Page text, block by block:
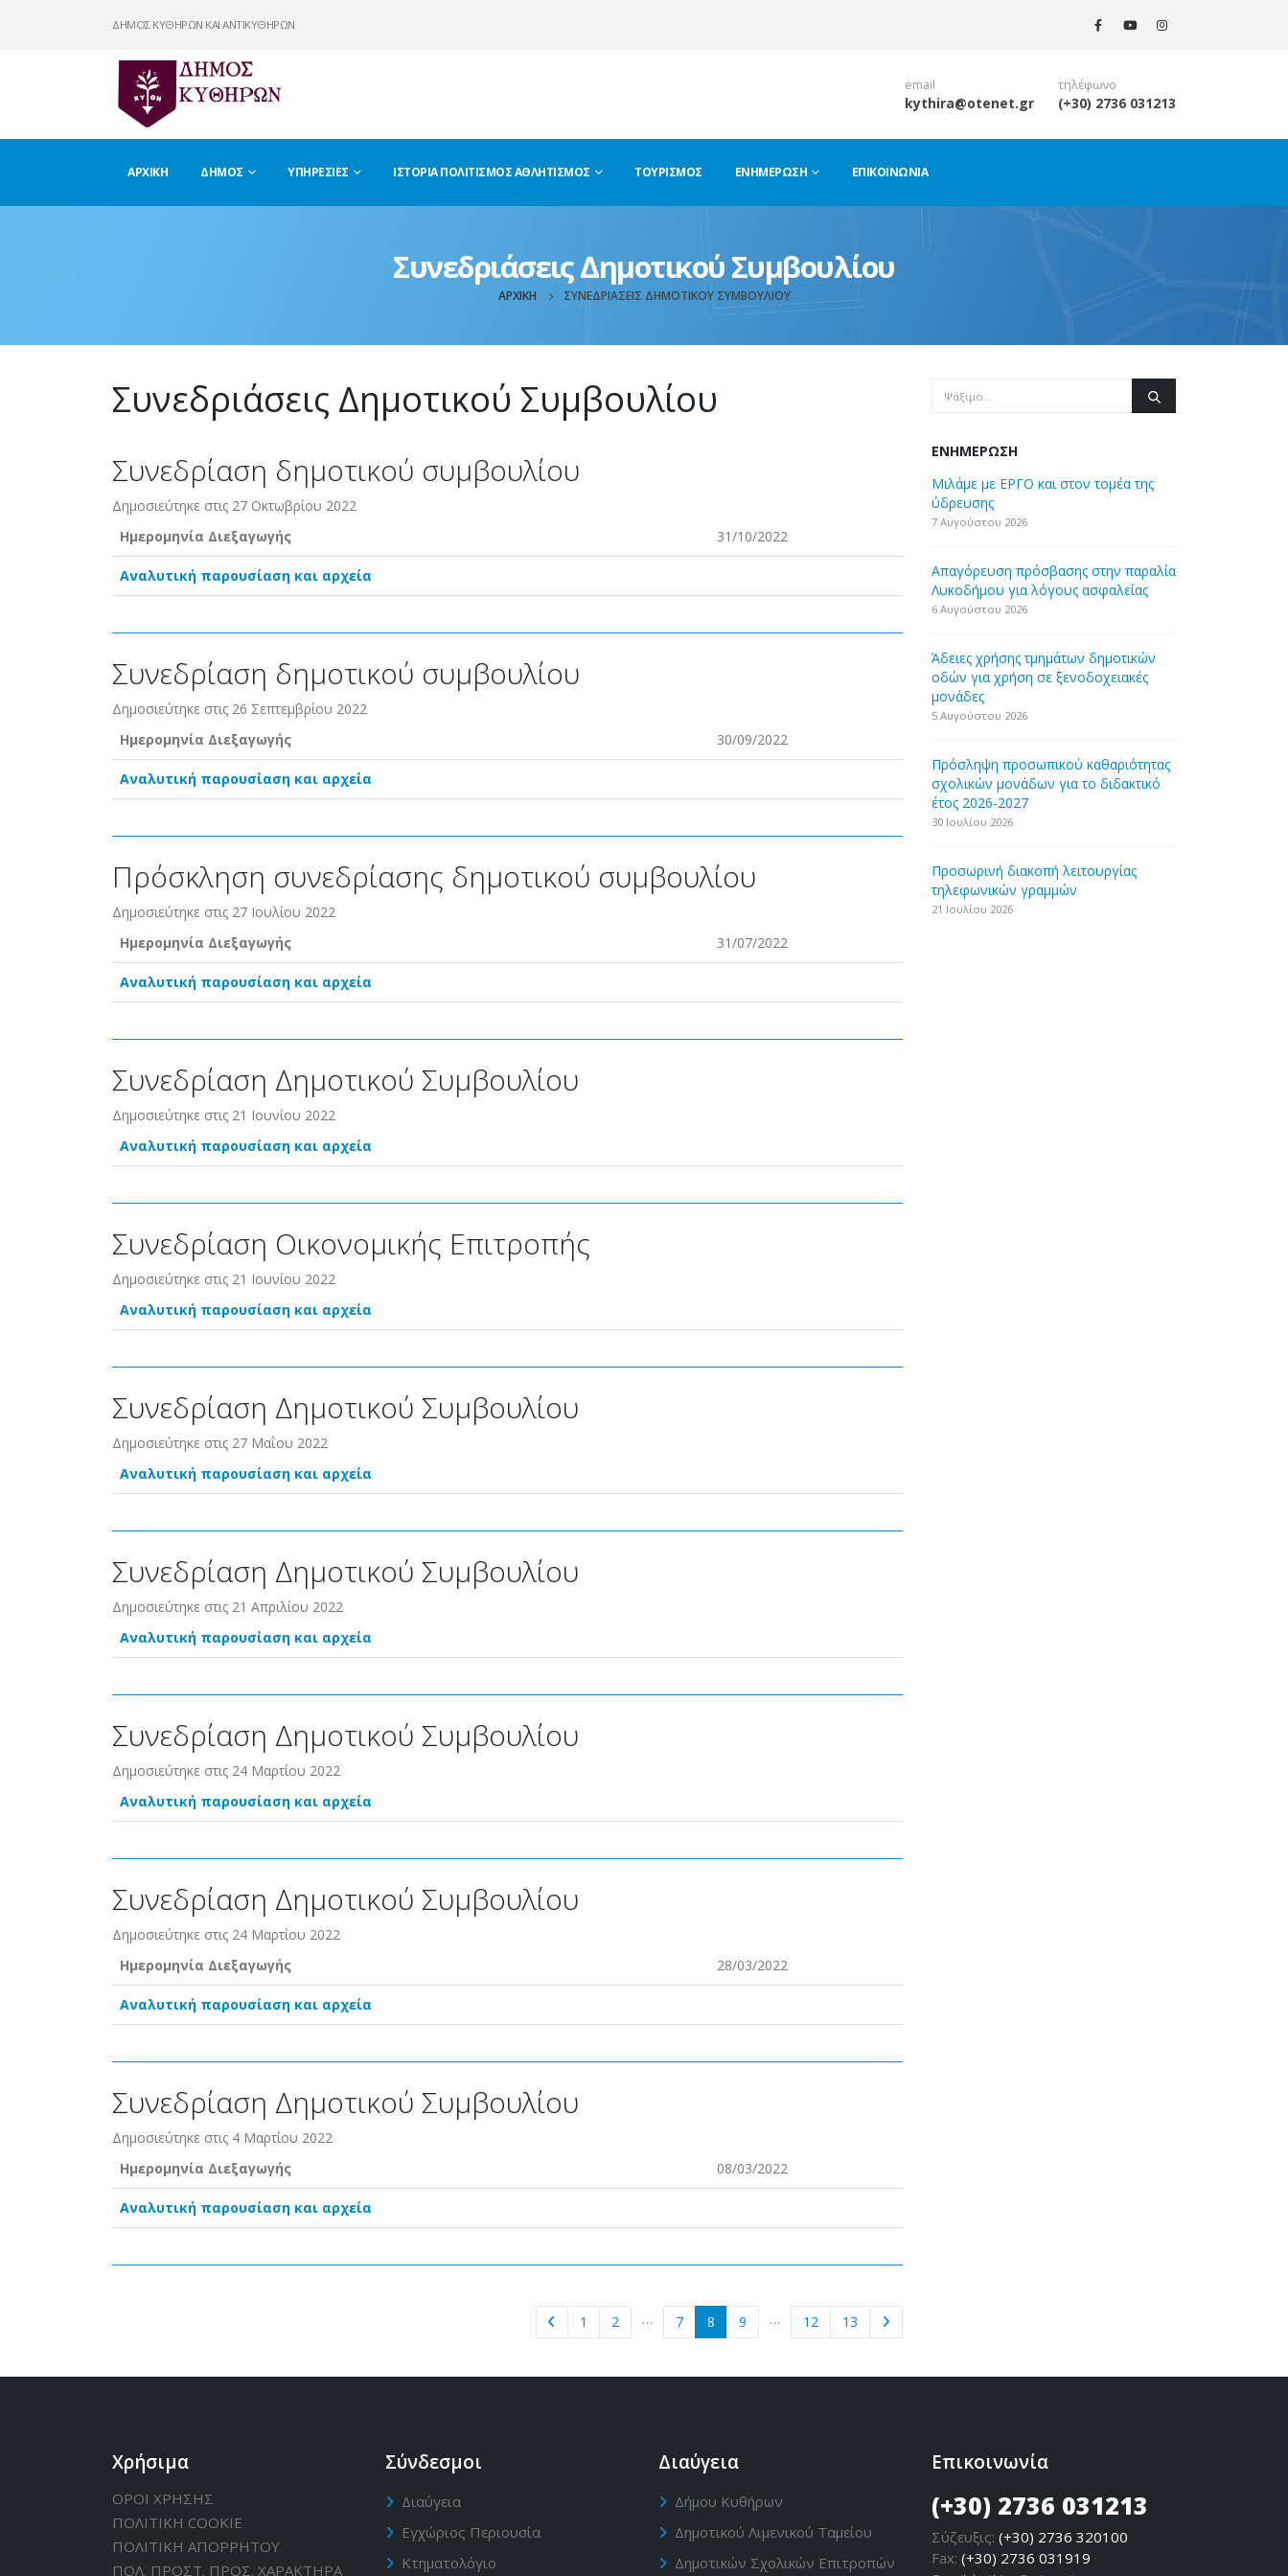
ΔΗΜΟΣ ΚΥΘΗΡΩΝ ΚΑΙ ΑΝΤΙΚΥΘΗΡΩΝ
email
kythira@otenet.gr
τηλέφωνο
(+30) 2736 031213
ΑΡΧΙΚΉ ΔΉΜΟΣ ΥΠΗΡΕΣΊΕΣ ΙΣΤΟΡΊΑ ΠΟΛΙΤΙΣΜΌΣ ΑΘΛΗΤΙΣΜΌΣ ΤΟΥΡΙΣΜΌΣ ΕΝΗΜΈΡΩΣΗ ΕΠΙΚΟΙΝΩΝΊΑ
Συνεδριάσεις Δημοτικού Συμβουλίου
ΑΡΧΙΚΉ ΣΥΝΕΔΡΙΆΣΕΙΣ ΔΗΜΟΤΙΚΟΎ ΣΥΜΒΟΥΛΊΟΥ
Συνεδριάσεις Δημοτικού Συμβουλίου
Συνεδρίαση δημοτικού συμβουλίου
Δημοσιεύτηκε στις 27 Οκτωβρίου 2022
Ημερομηνία Διεξαγωγής
31/10/2022
Αναλυτική παρουσίαση και αρχεία
Συνεδρίαση δημοτικού συμβουλίου
Δημοσιεύτηκε στις 26 Σεπτεμβρίου 2022
Ημερομηνία Διεξαγωγής
30/09/2022
Αναλυτική παρουσίαση και αρχεία
Πρόσκληση συνεδρίασης δημοτικού συμβουλίου
Δημοσιεύτηκε στις 27 Ιουλίου 2022
Ημερομηνία Διεξαγωγής
31/07/2022
Αναλυτική παρουσίαση και αρχεία
Συνεδρίαση Δημοτικού Συμβουλίου
Δημοσιεύτηκε στις 21 Ιουνίου 2022
Αναλυτική παρουσίαση και αρχεία
Συνεδρίαση Οικονομικής Επιτροπής
Δημοσιεύτηκε στις 21 Ιουνίου 2022
Αναλυτική παρουσίαση και αρχεία
Συνεδρίαση Δημοτικού Συμβουλίου
Δημοσιεύτηκε στις 27 Μαΐου 2022
Αναλυτική παρουσίαση και αρχεία
Συνεδρίαση Δημοτικού Συμβουλίου
Δημοσιεύτηκε στις 21 Απριλίου 2022
Αναλυτική παρουσίαση και αρχεία
Συνεδρίαση Δημοτικού Συμβουλίου
Δημοσιεύτηκε στις 24 Μαρτίου 2022
Αναλυτική παρουσίαση και αρχεία
Συνεδρίαση Δημοτικού Συμβουλίου
Δημοσιεύτηκε στις 24 Μαρτίου 2022
Ημερομηνία Διεξαγωγής
28/03/2022
Αναλυτική παρουσίαση και αρχεία
Συνεδρίαση Δημοτικού Συμβουλίου
Δημοσιεύτηκε στις 4 Μαρτίου 2022
Ημερομηνία Διεξαγωγής
08/03/2022
Αναλυτική παρουσίαση και αρχεία
1 2 … 7 8 9 … 12 13
ΕΝΗΜΈΡΩΣΗ
Μιλάμε με ΕΡΓΟ και στον τομέα της
ύδρευσης
7 Αυγούστου 2026
Απαγόρευση πρόσβασης στην παραλία
Λυκοδήμου για λόγους ασφαλείας
6 Αυγούστου 2026
Άδειες χρήσης τμημάτων δημοτικών
οδών για χρήση σε ξενοδοχειακές
μονάδες
5 Αυγούστου 2026
Πρόσληψη προσωπικού καθαριότητας
σχολικών μονάδων για το διδακτικό
έτος 2026-2027
30 Ιουλίου 2026
Προσωρινή διακοπή λειτουργίας
τηλεφωνικών γραμμών
21 Ιουλίου 2026
Χρήσιμα
ΟΡΟΙ ΧΡΗΣΗΣ
ΠΟΛΙΤΙΚΗ CΟΟΚΙΕ
ΠΟΛΙΤΙΚΗ ΑΠΟΡΡΗΤΟΥ
ΠΟΛ. ΠΡΟΣΤ. ΠΡΟΣ. ΧΑΡΑΚΤΗΡΑ
Σύνδεσμοι
Διαύγεια
Εγχώριος Περιουσία
Κτηματολόγιο
Διαύγεια
Δήμου Κυθήρων
Δημοτικού Λιμενικού Ταμείου
Δημοτικών Σχολικών Επιτροπών
Επικοινωνία
(+30) 2736 031213
Σύζευξις: (+30) 2736 320100
Fax: (+30) 2736 031919